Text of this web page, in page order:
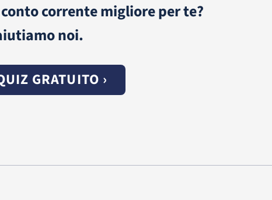
corrente migliore per te?
noi.
GRATUITO ›